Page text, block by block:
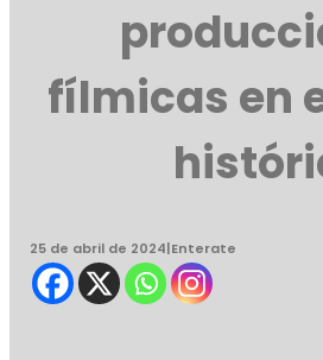
fílmicas en
25 de abril de 2024|Enterate